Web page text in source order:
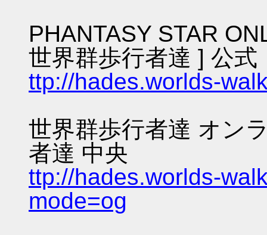
PHANTASY STAR
世界群歩行者達 ] 公式
ttp://hades.worlds-
世界群歩行者達 オン
者達 中央
ttp://hades.worlds-
mode=og